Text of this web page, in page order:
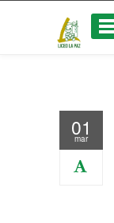
01
mar